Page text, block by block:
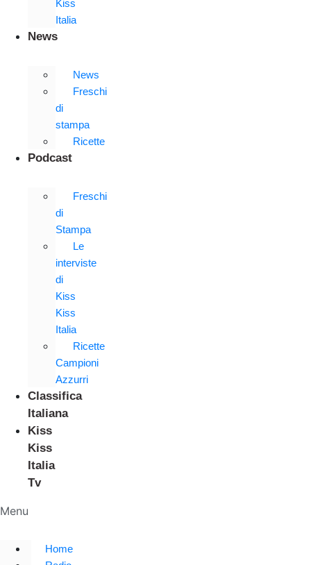
Kiss
Italia
News
News
Freschi
di
stampa
Ricette
Podcast
Freschi
di
Stampa
Le
interviste
di
Kiss
Kiss
Italia
Ricette
Campioni
Azzurri
Classifica
Italiana
Kiss
Kiss
Italia
Tv
Menu
Home